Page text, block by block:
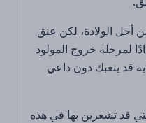
أجل الولادة، لكن عنق
لمرحلة خروج المولود
قد يتعبك دون داعي
قد تشعرين بها في هذه